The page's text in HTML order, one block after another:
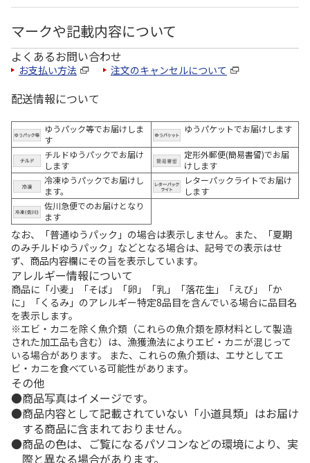
マークや記載内容について
よくあるお問い合わせ
お支払い方法 注文のキャンセルについて
配送情報について
ゆうパック等でお届けしま
す
ゆうパケットでお届けします
チルドゆうパックでお届け
します
定形外郵便(簡易書留)でお届
けします
冷凍ゆうパックでお届けし
ます。
レターパックライトでお届け
します
佐川急便でのお届けとなり
ます
なお、「普通ゆうパック」の場合は表示しません。また、「夏期
のみチルドゆうパック」などとなる場合は、記号での表示はせ
ず、商品内容欄にその旨を表示しています。
アレルギー情報について
商品に「小麦」「そば」「卵」「乳」「落花生」「えび」「か
に」「くるみ」のアレルギー特定8品目を含んでいる場合に品目名
を表示します。
※エビ・カニを除く魚介類（これらの魚介類を原材料として製造
された加工品も含む）は、漁獲漁法によりエビ・カニが混じって
いる場合があります。 また、これらの魚介類は、エサとしてエ
ビ・カニを食べている可能性があります。
その他
商品写真はイメージです。
商品内容として記載されていない「小道具類」はお届け
する商品に含まれておりません。
商品の色は、ご覧になるパソコンなどの環境により、実
際と異なる場合があります。